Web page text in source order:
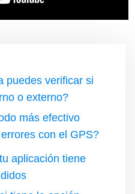
puedes verificar si
o externo?
más efectivo
con el GPS?
aplicación tiene